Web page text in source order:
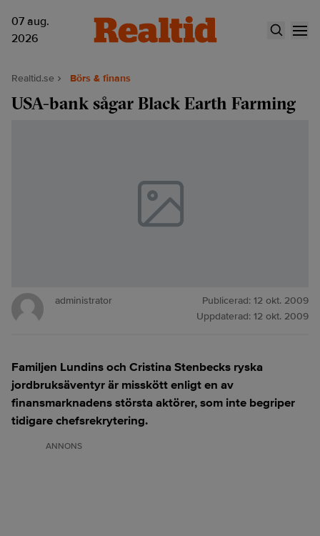
07 aug.
2026
Realtid.se Börs & finans
USA-bank sågar Black Earth Farming
administrator Publicerad: 12 okt. 2009
Uppdaterad: 12 okt. 2009
Familjen Lundins och Cristina Stenbecks ryska
jordbruksäventyr är misskött enligt en av
finansmarknadens största aktörer, som inte begriper
tidigare chefsrekrytering.
ANNONS